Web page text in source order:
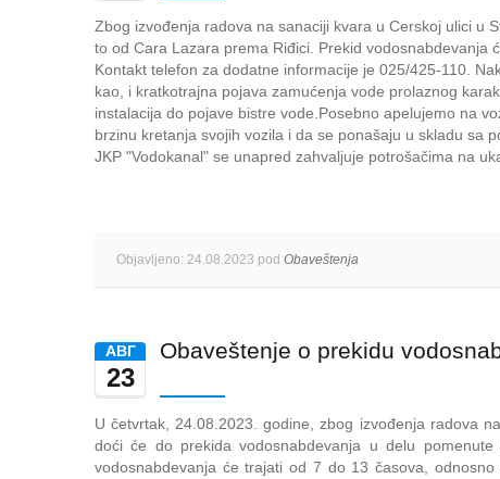
Zbog izvođenja radova na sanaciji kvara u Cerskoj ulici u
to od Cara Lazara prema Riđici. Prekid vodosnabdevanja
Kontakt telefon za dodatne informacije je 025/425-110.
kao, i kratkotrajna pojava zamućenja vode prolaznog
instalacija do pojave bistre vode.Posebno apelujemo na
brzinu kretanja svojih vozila i da se ponašaju u skladu sa
JKP "Vodokanal" se unapred zahvaljuje potrošačima na
Objavljeno: 24.08.2023 pod Obaveštenja
AВГ
23
Obaveštenje o prekidu
U četvrtak, 24.08.2023. godine, zbog izvođenja radova
doći će do prekida vodosnabdevanja u delu
vodosnabdevanja će trajati od 7 do 13 časova,